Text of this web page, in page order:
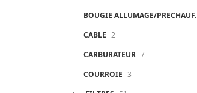
BOUGIE ALLUMAGE/PRECHAUF.
CABLE 2
CARBURATEUR 7
COURROIE 3